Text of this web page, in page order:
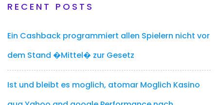
RECENT POSTS
Ein Cashback programmiert allen Spielern nicht vor
dem Stand �Mittel� zur Gesetz
Ist und bleibt es moglich, atomar Moglich Kasino